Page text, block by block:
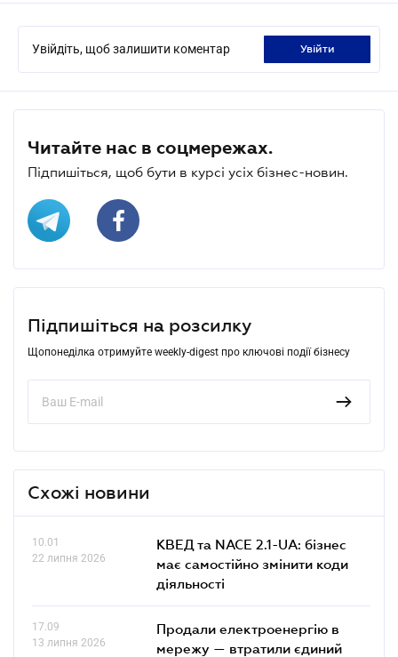
Увійдіть, щоб залишити коментар увійти
Читайте нас в соцмережах.
Підпишіться, щоб бути в курсі усіх бізнес-новин.
Підпишіться на розсилку
Щопонеділка отримуйте weekly-digest про ключові події бізнесу
Схожі новини
10.01
22 липня 2026
КВЕД та NACE 2.1-UA: бізнес
має самостійно змінити коди
діяльності
17.09
13 липня 2026
Продали електроенергію в
мережу — втратили єдиний